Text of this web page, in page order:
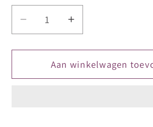
Aantal
verlagen
voor
SHEMAX
STYLE
Aantal
verhogen
voor
SHEMAX
STYLE
Aan winkelwagen